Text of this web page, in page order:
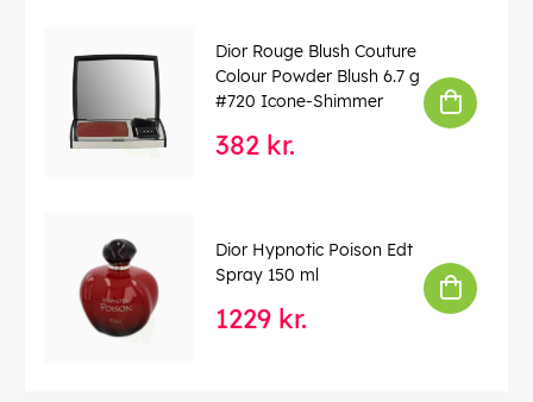
Dior Rouge Blush Couture
Colour Powder Blush 6.7 g
#720 Icone-Shimmer
382 kr.
Dior Hypnotic Poison Edt
Spray 150 ml
1229 kr.